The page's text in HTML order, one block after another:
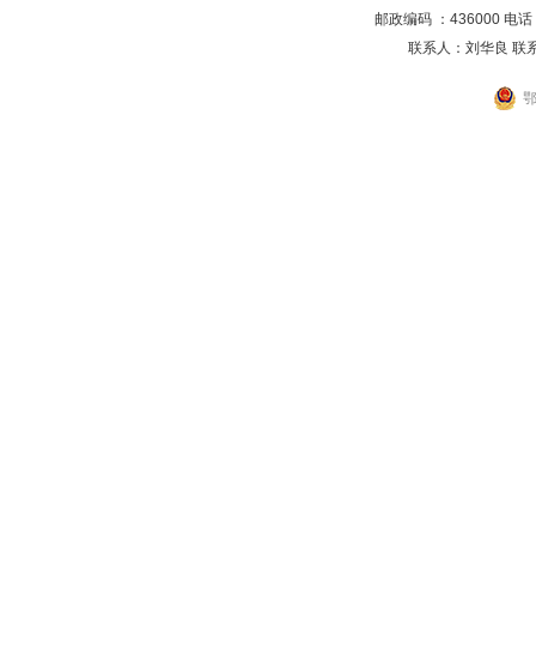
邮政编码 ：436000 电
联系人：刘华良 联